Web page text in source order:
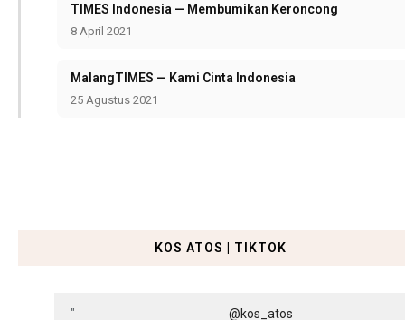
TIMES Indonesia — Membumikan Keroncong
8 April 2021
MalangTIMES — Kami Cinta Indonesia
25 Agustus 2021
KOS ATOS | TIKTOK
@kos_atos